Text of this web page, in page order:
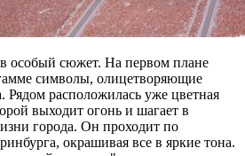
особый сюжет. На первом плане
символы, олицетворяющие
Рядом расположилась уже цветная
выходит огонь и шагает в
города. Он проходит по
окрашивая все в яркие тона.